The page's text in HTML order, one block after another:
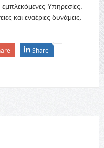
εμπλεκόμενες Υπηρεσίες.
και εναέριες δυνάμεις.
Share